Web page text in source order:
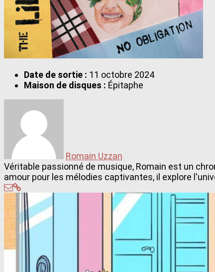
Date de sortie : 11 octobre 2024
Maison de disques : Épitaphe
Romain Uzzan
Véritable passionné de musique, Romain est un
amour pour les mélodies captivantes, il explore
Post
navigation